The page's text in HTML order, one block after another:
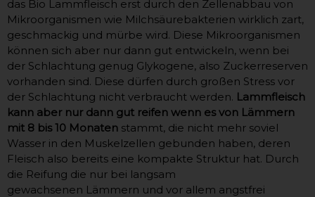
das Bio Lammfleisch erst durch den Zellenabbau von
Mikroorganismen wie Milchsäurebakterien wirklich zart,
geschmackig und mürbe wird. Diese Mikroorganismen
können sich aber nur dann gut entwickeln, wenn bei
der Schlachtung genug Glykogene, also Zuckerreserven
vorhanden sind. Diese dürfen durch großen Stress vor
der Schlachtung nicht verbraucht werden. Lammfleisch
kann aber nur dann gut reifen wenn es von Lämmern
mit 8 bis 10 Monaten stammt, die nicht mehr soviel
Wasser in den Muskelzellen gebunden haben, deren
Fleisch also bereits eine kompakte Struktur hat. Durch
die Reifung die nur bei langsam
gewachsenen Lämmern und vor allem angstfrei